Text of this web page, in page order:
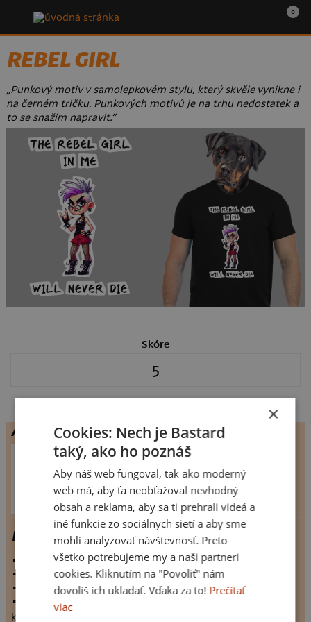
0
REBEL GIRL
„Punkový motiv v samolepkovém stylu, který skvěle vynikne i
na černém tričku. Punkových motivů je na trhu nedostatek a
to se snažím napravit.“
Skóre
5
Autor
LUUMOO,
návrhů celkem:18
člen Bastard.cz: 625 dnů
Rebel girl
vystaveno:22.4.2025
hodnoceno:10 krát
komentářů:5
koupilo by:
konečné hodnocení:
×
Cookies: Nech je Bastard
taký, ako ho poznáš
Aby náš web fungoval, tak ako moderný
web má, aby ťa neobťažoval nevhodný
obsah a reklama, aby sa ti prehrali videá a
iné funkcie zo sociálnych sietí a aby sme
mohli analyzovať návštevnosť. Preto
všetko potrebujeme my a naši partneri
cookies. Kliknutím na "Povoliť" nám
dovolíš ich ukladať. Vďaka za to! Prečítať
viac